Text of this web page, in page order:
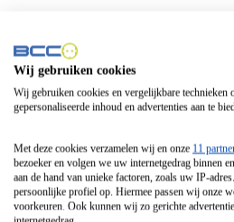
Fitelli
Airfryer
Frituurpan
Contactgrill
Broodbakmachine
Broodrooster
Wij gebruiken cookies
Wij gebruiken cookies en vergelijkbare technieken
gepersonaliseerde inhoud en advertenties aan te
Met deze cookies verzamelen wij en onze 11
bezoeker en volgen we uw internetgedrag binnen
aan de hand van unieke factoren, zoals uw IP-
persoonlijke profiel op. Hiermee passen wij onze
voorkeuren. Ook kunnen wij zo gerichte